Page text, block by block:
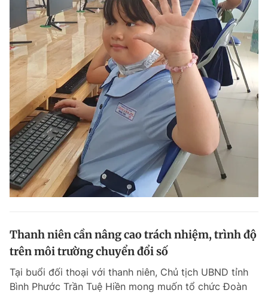
Thanh niên cần nâng cao trách nhiệm, trình độ
trên môi trường chuyển đổi số
Tại buổi đối thoại với thanh niên, Chủ tịch UBND tỉnh
Bình Phước Trần Tuệ Hiền mong muốn tổ chức Đoàn